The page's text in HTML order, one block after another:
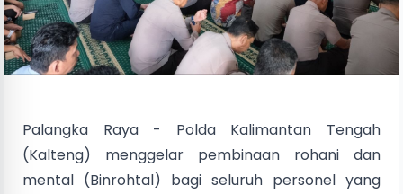
Palangka Raya - Polda Kalimantan Tengah
(Kalteng) menggelar pembinaan rohani dan
mental (Binrohtal) bagi seluruh personel yang